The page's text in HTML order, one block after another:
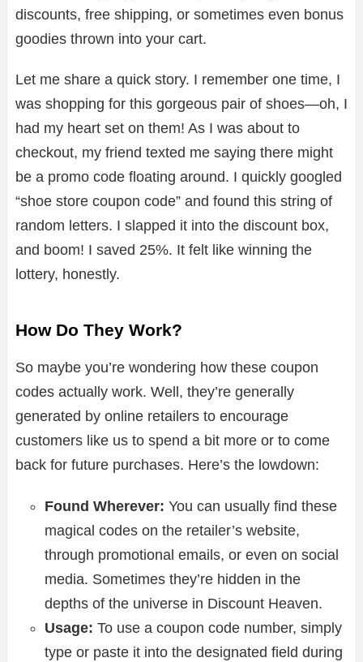
discounts, free shipping, or sometimes even bonus
goodies thrown into your cart.
Let me share a quick story. I remember one time, I
was shopping for this gorgeous pair of shoes—oh, I
had my heart set on them! As I was about to
checkout, my friend texted me saying there might
be a promo code floating around. I quickly googled
“shoe store coupon code” and found this string of
random letters. I slapped it into the discount box,
and boom! I saved 25%. It felt like winning the
lottery, honestly.
How Do They Work?
So maybe you’re wondering how these coupon
codes actually work. Well, they’re generally
generated by online retailers to encourage
customers like us to spend a bit more or to come
back for future purchases. Here’s the lowdown:
Found Wherever: You can usually find these
magical codes on the retailer’s website,
through promotional emails, or even on social
media. Sometimes they’re hidden in the
depths of the universe in Discount Heaven.
Usage: To use a coupon code number, simply
type or paste it into the designated field during